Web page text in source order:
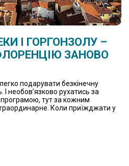
І ГОРГОНЗОЛУ –
ЗАНОВО
подарувати безкінечну
І необов’язково рухатись за
тут за кожним
Коли приїжджати у